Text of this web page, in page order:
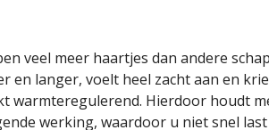
veel meer haartjes dan andere
en langer, voelt heel zacht aan en
warmteregulerend. Hierdoor houdt
werking, waardoor u niet snel